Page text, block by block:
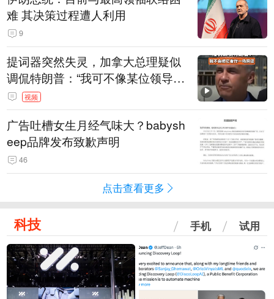
难 其决策过程遭人利用
9
提词器突然失灵，加拿大总理疑似
调侃特朗普：“我可不像某位领导
人，把这当成一场阴谋”，全场哄笑
视频
广告吐槽女生月经气味大？babysh
eep品牌发布致歉声明
46
点击查看更多
科技 手机 试用